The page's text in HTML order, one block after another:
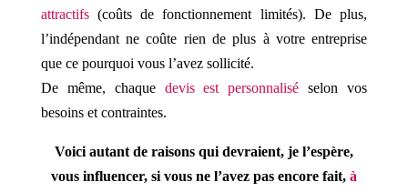
attractifs(coûts de fonctionnement limités). De plus,
l’indépendant ne coûte rien de plus à votre entreprise
que ce pourquoi vous l’avez sollicité.
De même, chaque devis est personnalisé selon vos
besoins et contraintes.
Voici autant de raisons qui devraient, je l’espère,
vous influencer, si vous ne l’avez pas encore fait, à